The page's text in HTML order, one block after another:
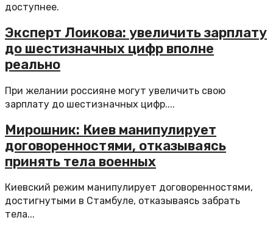
доступнее.
Эксперт Лоикова: увеличить зарплату
до шестизначных цифр вполне
реально
При желании россияне могут увеличить свою
зарплату до шестизначных цифр....
Мирошник: Киев манипулирует
договоренностями, отказываясь
принять тела военных
Киевский режим манипулирует договоренностями,
достигнутыми в Стамбуле, отказываясь забрать
тела...